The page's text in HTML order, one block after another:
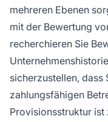
mehreren Ebenen
mit der Bewertung
recherchieren Sie
sicherzustellen, dass
zahlungsfähigen
Provisionsstruktur ist